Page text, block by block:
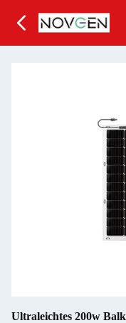
Ultraleichtes 200w